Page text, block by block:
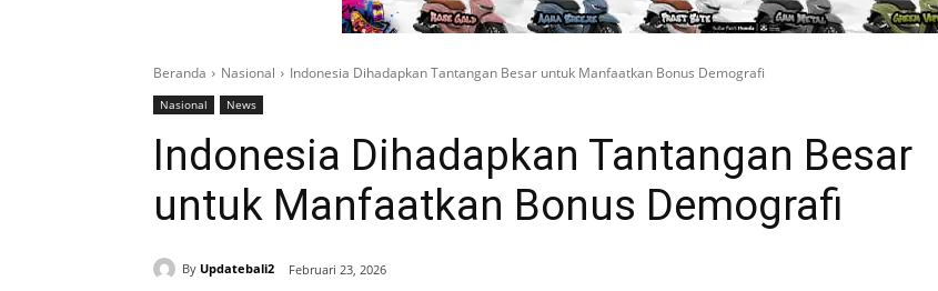
Beranda Nasional Indonesia Dihadapkan Tantangan Besar untuk Manfaatkan Bonus Demografi
Nasional News
Indonesia Dihadapkan Tantangan Besar
untuk Manfaatkan Bonus Demografi
By Updatebali2 Februari 23, 2026